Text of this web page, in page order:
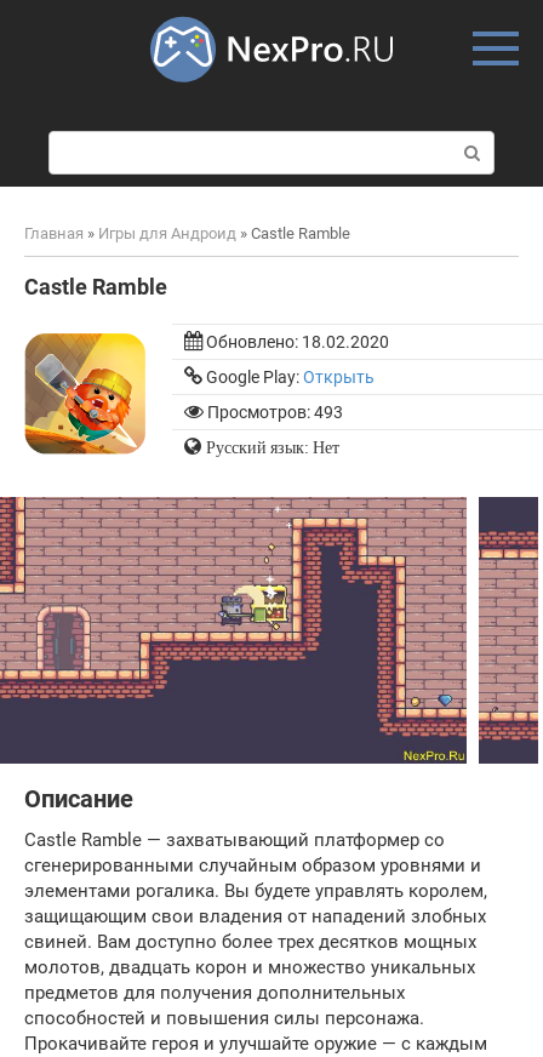
о
и
к
Главная » Игры для Андроид » Castle Ramble
Castle Ramble
Обновлено: 18.02.2020
Google Play:Открыть
Просмотров: 493
Русский язык: Нет
Описание
Castle Ramble — захватывающий платформер со
сгенерированными случайным образом уровнями и
элементами рогалика. Вы будете управлять королем,
защищающим свои владения от нападений злобных
свиней. Вам доступно более трех десятков мощных
молотов, двадцать корон и множество уникальных
предметов для получения дополнительных
способностей и повышения силы персонажа.
Прокачивайте героя и улучшайте оружие — с каждым